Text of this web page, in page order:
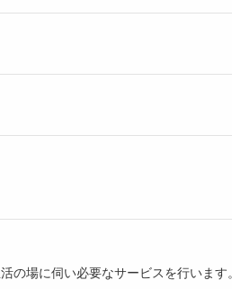
場に伺い必要なサービスを行います。